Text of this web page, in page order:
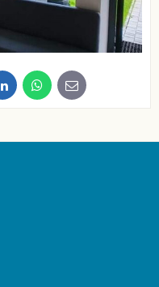
LinkedInWhatsApp
E-
mail